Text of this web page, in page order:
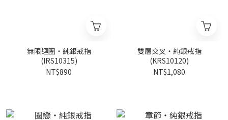
無限迴圈・純銀戒指
(IRS10315)
NT$890
雙層交叉・純銀戒指
(KRS10120)
NT$1,080